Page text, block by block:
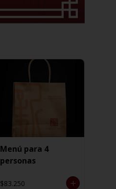
Menú para 4
personas
$83.250